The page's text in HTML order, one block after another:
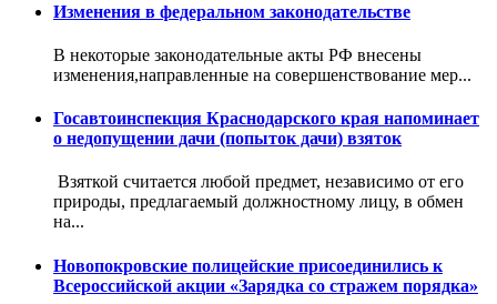
Изменения в федеральном законодательстве
В некоторые законодательные акты РФ внесены
изменения,направленные на совершенствование мер...
Госавтоинспекция Краснодарского края напоминает
о недопущении дачи (попыток дачи) взяток
Взяткой считается любой предмет, независимо от его
природы, предлагаемый должностному лицу, в обмен
на...
Новопокровские полицейские присоединились к
Всероссийской акции «Зарядка со стражем порядка»